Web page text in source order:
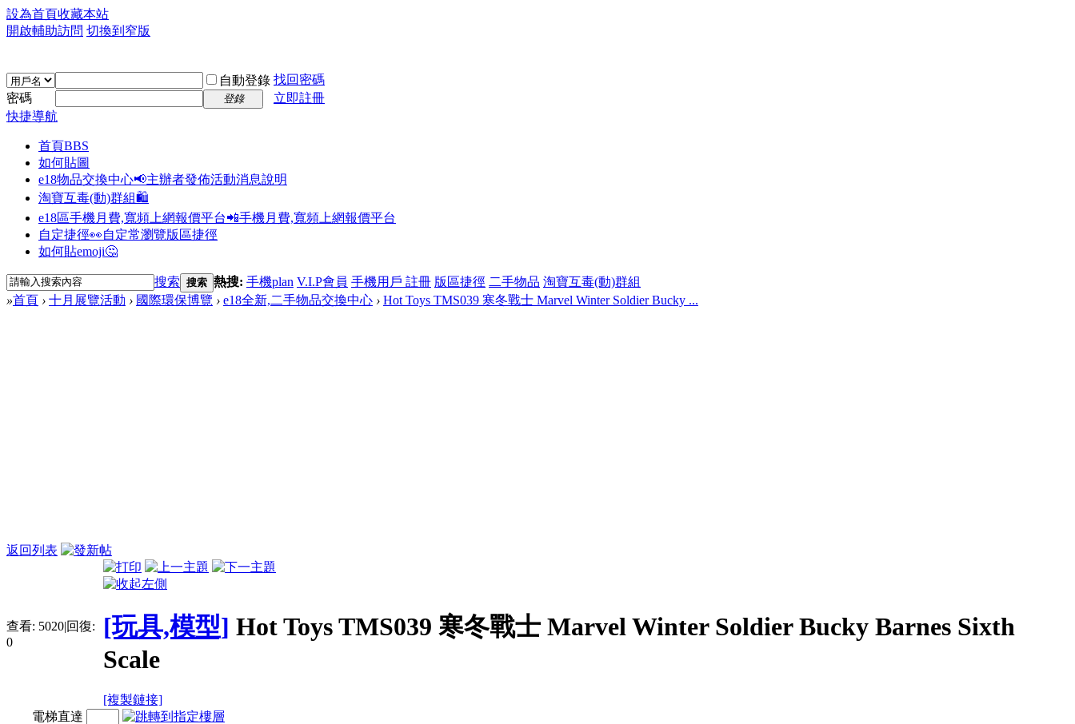
設為首頁收藏本站
開啟輔助訪問 切換到窄版
自動登錄 找回密碼
密碼
登錄
立即註冊
快捷導航
首頁BBS
如何貼圖
e18物品交換中心📢主辦者發佈活動消息說明
淘寶互毒(動)群組🛍️
e18區手機月費,寬頻上網報價平台📲手機月費,寬頻上網報價平台
自定捷徑👀自定常瀏覽版區捷徑
如何貼emoji🤔
搜索 搜索 熱搜: 手機plan V.I.P會員 手機用戶 註冊 版區捷徑 二手物品 淘寶互毒(動)群組
»首頁 › 十月展覽活動 › 國際環保博覽 › e18全新,二手物品交換中心 › Hot Toys TMS039 寒冬戰士 Marvel Winter Soldier Bucky ...
返回列表
查看: 5020|回復:
0
[玩具,模型] Hot Toys TMS039 寒冬戰士 Marvel Winter Soldier Bucky Barnes Sixth
Scale
[複製鏈接]
電梯直達